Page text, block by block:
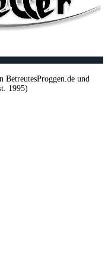
und
1995)